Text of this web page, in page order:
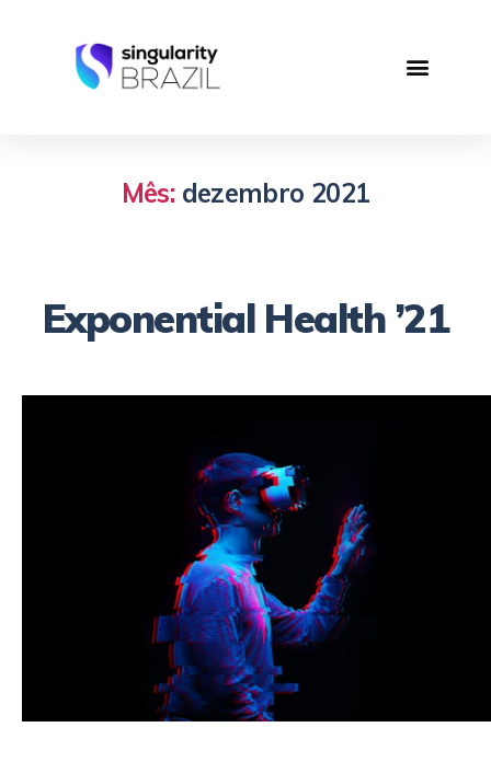
Mês: dezembro 2021
Exponential Health ’21